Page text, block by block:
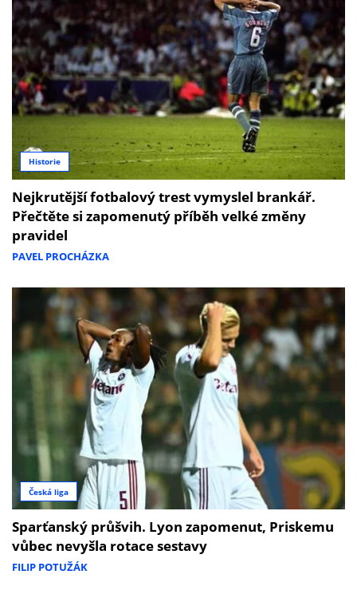
Historie
Nejkrutější fotbalový trest vymyslel brankář.
Přečtěte si zapomenutý příběh velké změny
pravidel
PAVEL PROCHÁZKA
Česká liga
Sparťanský průšvih. Lyon zapomenut, Priskemu
vůbec nevyšla rotace sestavy
FILIP POTUŽÁK